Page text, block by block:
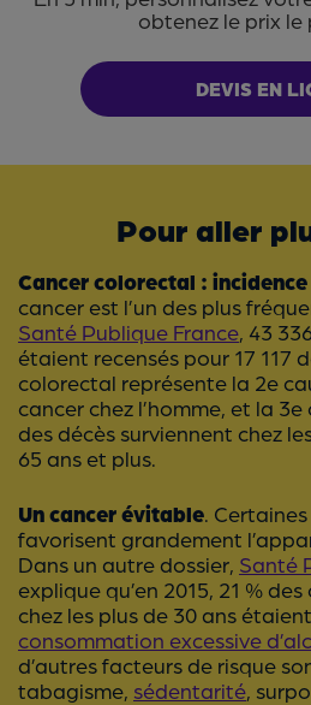
obtenez le prix le
DEVIS EN
Pour aller
Cancer colorectal :
cancer est l’un des plus
Santé Publique France , 43
étaient recensés pour 17 117
colorectal représente la 2e
cancer chez l’homme, et la
des décès surviennent chez
65 ans et plus.
Un cancer évitable .
favorisent grandement
Dans un autre dossier, Santé
explique qu’en 2015, 21 %
chez les plus de 30 ans
consommation excessive
d’autres facteurs de risque
tabagisme, sédentarité ,